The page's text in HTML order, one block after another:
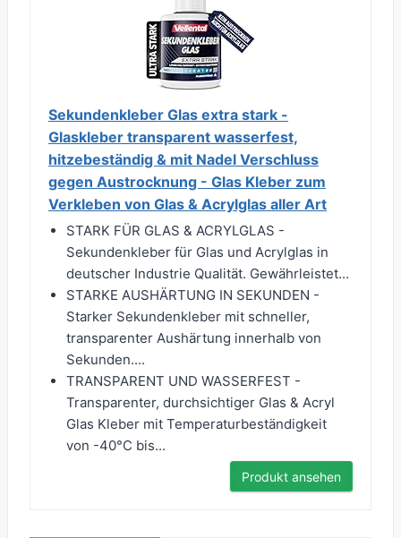
Sekundenkleber Glas extra stark -
Glaskleber transparent wasserfest,
hitzebeständig & mit Nadel Verschluss
gegen Austrocknung - Glas Kleber zum
Verkleben von Glas & Acrylglas aller Art
STARK FÜR GLAS & ACRYLGLAS -
Sekundenkleber für Glas und Acrylglas in
deutscher Industrie Qualität. Gewährleistet...
STARKE AUSHÄRTUNG IN SEKUNDEN -
Starker Sekundenkleber mit schneller,
transparenter Aushärtung innerhalb von
Sekunden....
TRANSPARENT UND WASSERFEST -
Transparenter, durchsichtiger Glas & Acryl
Glas Kleber mit Temperaturbeständigkeit
von -40°C bis...
Produkt ansehen